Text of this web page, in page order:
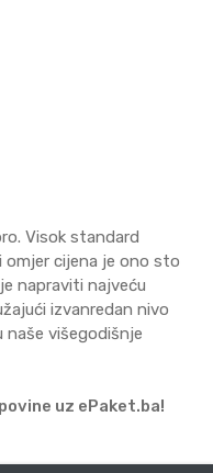
Visok standard
cijena je ono sto
napraviti najveću
izvanredan nivo
naše višegodišnje
uz ePaket.ba!